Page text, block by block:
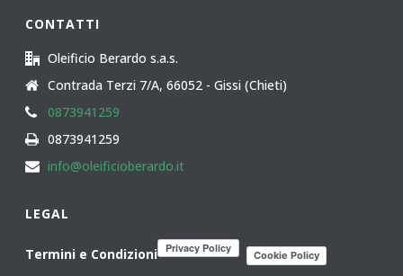
CONTATTI
Oleificio Berardo s.a.s.
Contrada Terzi 7/A, 66052 - Gissi (Chieti)
0873941259
0873941259
info@oleificioberardo.it
LEGAL
Termini e Condizioni Cookie Policy